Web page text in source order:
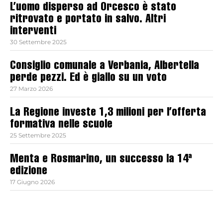
L’uomo disperso ad Orcesco è stato
ritrovato e portato in salvo. Altri
interventi
30 Settembre 2025
Consiglio comunale a Verbania, Albertella
perde pezzi. Ed è giallo su un voto
27 Marzo 2026
La Regione investe 1,3 milioni per l’offerta
formativa nelle scuole
25 Settembre 2025
Menta e Rosmarino, un successo la 14ª
edizione
17 Giugno 2026